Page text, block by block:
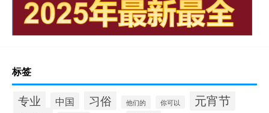
标签
专业 中国 习俗 他们的 你可以 元宵节